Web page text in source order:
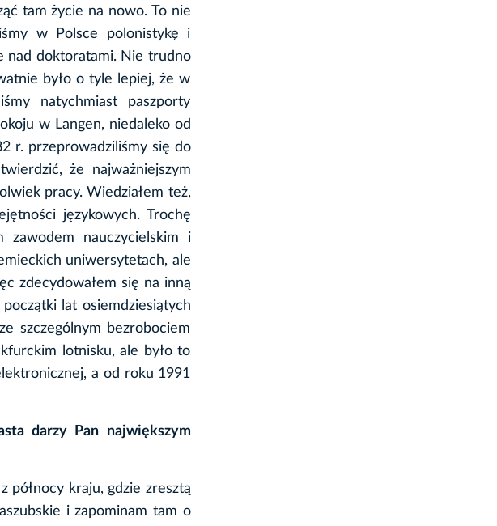
tam życie na nowo. To nie
w Polsce polonistykę i
nad doktoratami. Nie trudno
było o tyle lepiej, że w
natychmiast paszporty
w Langen, niedaleko od
r. przeprowadziliśmy się do
że najważniejszym
pracy. Wiedziałem też,
językowych. Trochę
zawodem nauczycielskim i
uniwersytetach, ale
zdecydowałem się na inną
lat osiemdziesiątych
szczególnym bezrobociem
lotnisku, ale było to
a od roku 1991
darzy Pan największym
północy kraju, gdzie zresztą
i zapominam tam o